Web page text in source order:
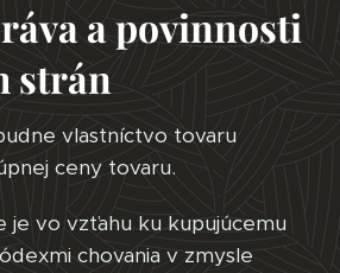
a povinnosti
strán
vlastníctvo tovaru
ceny tovaru.
je vo vzťahu ku kupujúcemu
chovania v zmysle